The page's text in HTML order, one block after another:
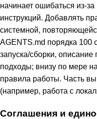
начинает ошибаться из-
инструкций. Добавлять
системной,
AGENTS.md порядка 100
запуска/сборки,
подходы; внизу по мере
правила работы. Часть
(например, работа с
Соглашения и